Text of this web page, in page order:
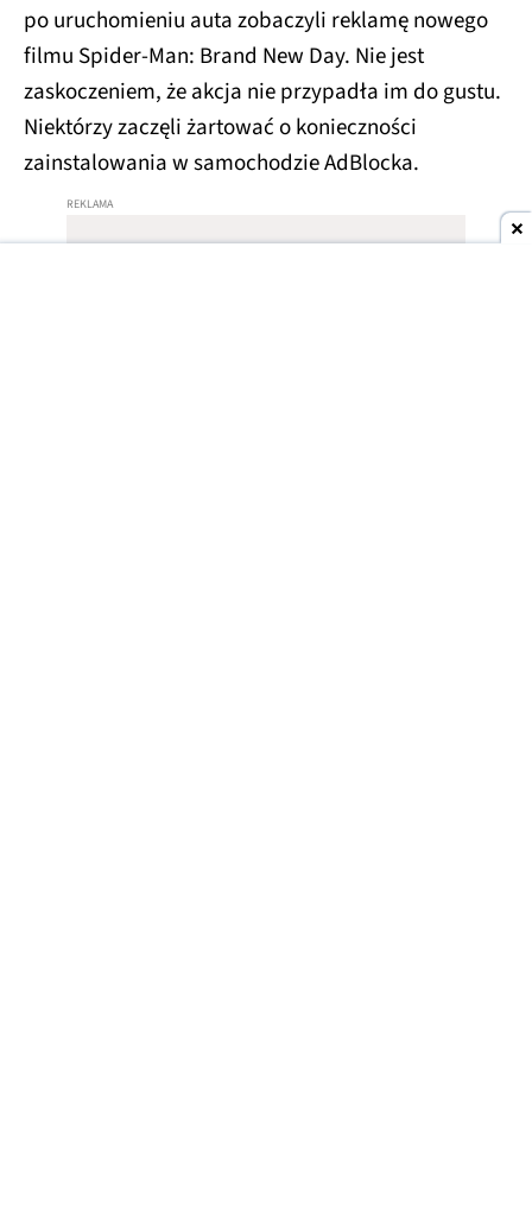
po uruchomieniu auta zobaczyli reklamę nowego
filmu Spider-Man: Brand New Day. Nie jest
zaskoczeniem, że akcja nie przypadła im do gustu.
Niektórzy zaczęli żartować o konieczności
zainstalowania w samochodzie AdBlocka.